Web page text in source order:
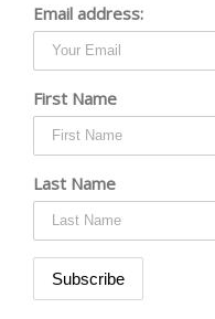
Email address:
First Name
Last Name